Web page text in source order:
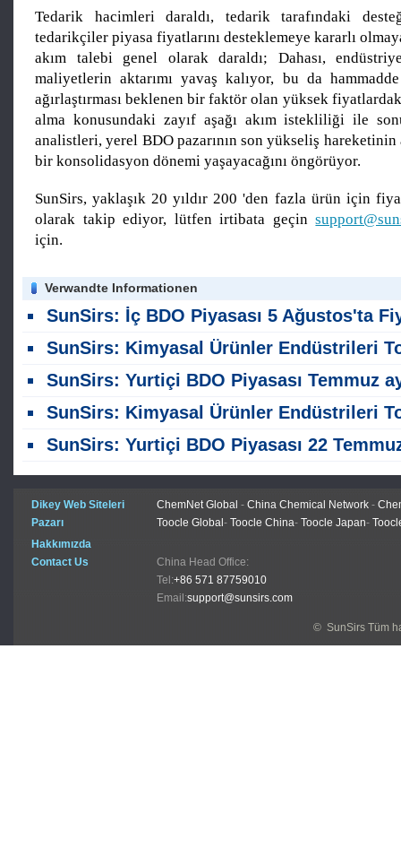
Tedarik hacimleri daraldı, tedarik tarafındaki
tedarikçiler piyasa fiyatlarını desteklemeye kararlı
akım talebi genel olarak daraldı; Dahası,
maliyetlerin aktarımı yavaş kalıyor, bu da
ağırlaştırması beklenen bir faktör olan yüksek
alma konusundaki zayıf aşağı akım istekliliği ile
analistleri, yerel BDO pazarının son yükseliş
bir konsolidasyon dönemi yaşayacağını öngörüyor.
SunSirs, yaklaşık 20 yıldır 200 'den fazla ürün için
olarak takip ediyor, lütfen irtibata geçin
için.
Verwandte Informationen
SunSirs: İç BDO Piyasası 5 Ağustos'ta Fiyat Seviyelerinde Dar Dalgalanmalar
SunSirs: Kimyasal Ürünler Endüstrileri Toplu Emtia İstihbaratı (5 Ağustos
SunSirs: Yurtiçi BDO Piyasası Temmuz ayında Hafif Bir İyileşme
SunSirs: Kimyasal Ürünler Endüstrileri Toplu Emtia İstihbaratı (23 Temmuz
SunSirs: Yurtiçi BDO Piyasası 22 Temmuz ' da Sessiz ve Istikrarlı
Dikey Web Siteleri ChemNet Global - China Chemical Network -
Pazarı
Toocle Global - Toocle China- Toocle Japan-
Hakkımızda
Contact Us
China Head Office:
Tel:+86 571 87759010
Email:support@sunsirs.com
© SunSirs Tüm